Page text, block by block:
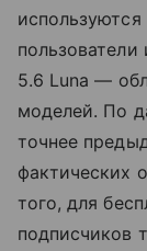
пользователи
5.6 Luna —
моделей. По
точнее
фактических
того, для
подписчиков